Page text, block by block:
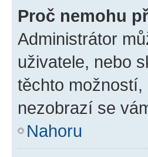
Proč nemohu
Administrátor
uživatele, nebo
těchto
nezobrazí se
Nahoru